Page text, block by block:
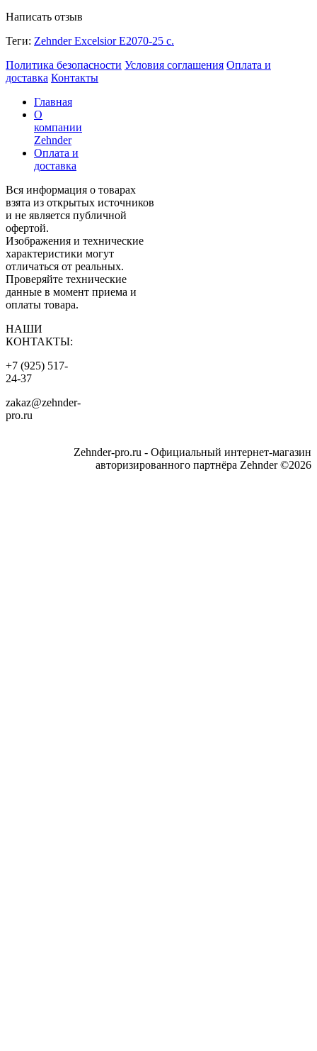
Написать отзыв
Теги: Zehnder Excelsior E2070-25 с.
Политика безопасности Условия соглашения Оплата и
доставка Контакты
Главная
О
компании
Zehnder
Оплата и
доставка
Вся информация о товарах
взята из открытых источников
и не является публичной
офертой.
Изображения и технические
характеристики могут
отличаться от реальных.
Проверяйте технические
данные в момент приема и
оплаты товара.
НАШИ
КОНТАКТЫ:
+7 (925) 517-
24-37
zakaz@zehnder-
pro.ru
Zehnder-pro.ru - Официальный интернет-магазин
авторизированного партнёра Zehnder ©2026